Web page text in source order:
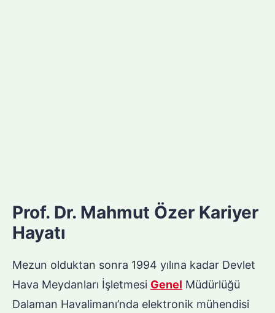
Prof. Dr. Mahmut Özer Kariyer
Hayatı
Mezun olduktan sonra 1994 yılına kadar Devlet
Hava Meydanları İşletmesi Genel Müdürlüğü
Dalaman Havalimanı’nda elektronik mühendisi